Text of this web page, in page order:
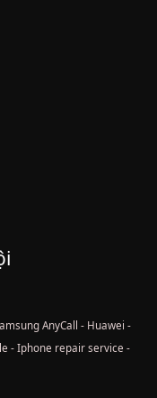
AnyCall - Huawei -
- Iphone repair service -